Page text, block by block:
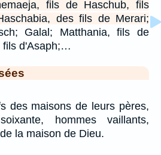
fils de Haschub, fils
des fils de Merari;
Galal; Matthania, fils de
fils d'Asaph;…
des maisons de leurs pères,
hommes vaillants,
la maison de Dieu.